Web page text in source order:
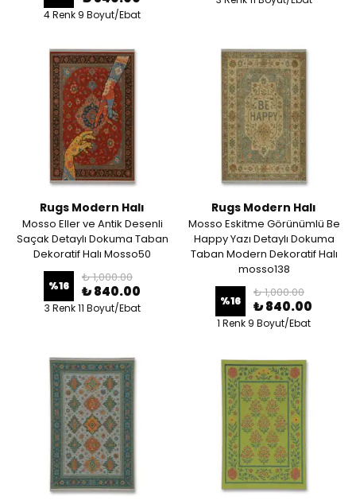
4 Renk 9 Boyut/Ebat
Rugs Modern Halı
Mosso Eller ve Antik Desenli
Saçak Detaylı Dokuma Taban
Dekoratif Halı Mosso50
%16
₺ 1,000.00
₺ 840.00
3 Renk 11 Boyut/Ebat
Rugs Modern Halı
Mosso Eskitme Görünümlü Be
Happy Yazı Detaylı Dokuma
Taban Modern Dekoratif Halı
mosso138
%16
₺ 1,000.00
₺ 840.00
1 Renk 9 Boyut/Ebat